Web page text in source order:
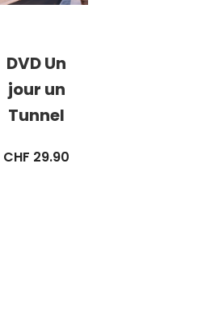
DVD Un
jour un
Tunnel
CHF 29.90